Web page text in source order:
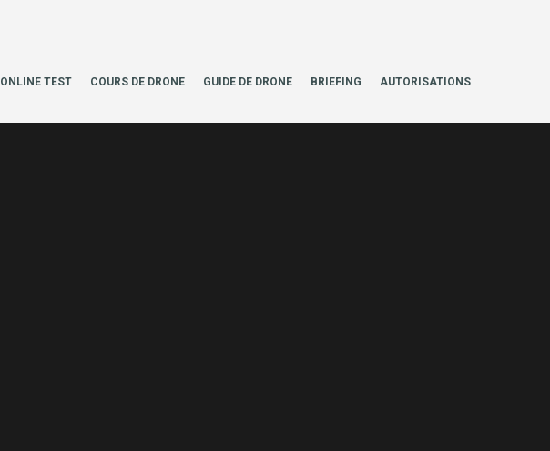
ONLINE TEST COURS DE DRONE GUIDE DE DRONE BRIEFING AUTORISATIONS